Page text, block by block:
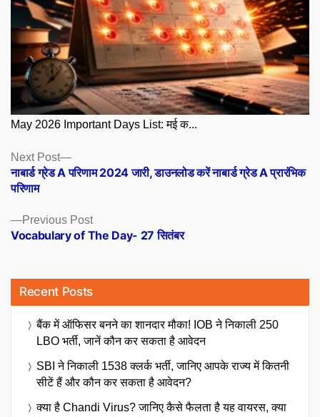
May 2026 Important Days List: मई क...
Posts
navigation
Previous PostPrevious
post:
Vocabulary of The Day- 27 सितंबर
Next Post
Next
post:
नाबार्ड ग्रेड A परिणाम 2024 जारी, डाउनलोड करें नाबार्ड ग्रेड A प्रारंभिक
परिणाम
Recent Posts
बैंक में ऑफिसर बनने का शानदार मौका! IOB ने निकाली 250
LBO भर्ती, जानें कौन कर सकता है आवेदन
SBI ने निकाली 1538 क्लर्क भर्ती, जानिए आपके राज्य में कितनी
सीटें हैं और कौन कर सकता है आवेदन?
क्या है Chandi Virus? जानिए कैसे फैलता है यह वायरस, क्या